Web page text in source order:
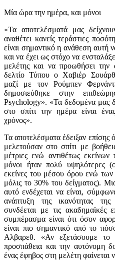
Μία ώρα την ημέρα, και μόνοι
«Τα αποτελέσματά μας
αναθέτει κανείς τεράστιες
είναι σημαντικό η ανάθεση αυτή
και να έχει ως στόχο να
μελέτης και να προωθήσει
δελτίο Τύπου ο Χαβιέρ
μαζί με τον Ρούμπεν
δημοσιεύθηκε στην
Psychology». «Τα δεδομένα μας
στο σπίτι την ημέρα είναι
χρόνος».
Τα αποτελέσματα έδειξαν επίσης
μελετούσαν στο σπίτι με
μέτριες ενώ αντιθέτως
μόνοι ήταν πολύ υψηλότερες
εκείνες του μέσου όρου ενώ των
μόλις το 30% του δείγματος).
αυτό ενδέχεται να είναι,
ανάπτυξη της ικανότητας της
συνδέεται με τις ακαδημαϊκές
συμπέρασμα είναι ότι όσον
είναι πιο σημαντικό από το
Αλβαρεθ. «Αν εξετάσουμε
προσπάθεια και την αυτόνομη
ένας έφηβος στη μελέτη φαίνεται